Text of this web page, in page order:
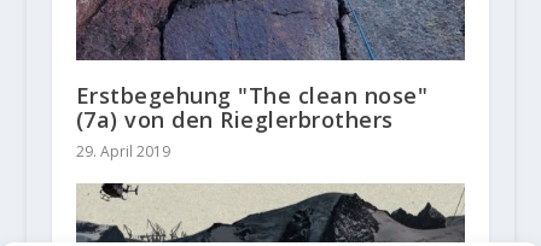
Erstbegehung "The clean nose"
(7a) von den Rieglerbrothers
29. April 2019